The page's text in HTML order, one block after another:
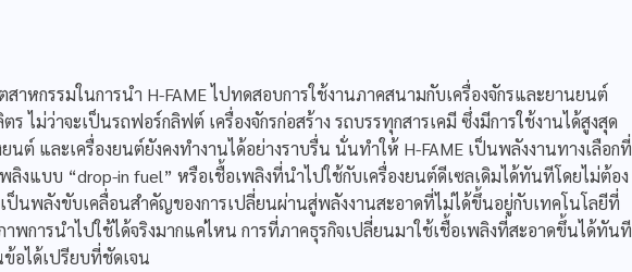
าหกรรมในการนำ H-FAME ไปทดสอบการใช้งานภาคสนามกับเครื่องจักรและยานยนต์
ไม่ว่าจะเป็นรถฟอร์กลิฟต์ เครื่องจักรก่อสร้าง รถบรรทุกสารเคมี ซึ่งมีการใช้งานได้สูงสุด
ต์ และเครื่องยนต์ยังคงทำงานได้อย่างราบรื่น นั่นทำให้ H-FAME เป็นพลังงานทางเลือกที่
ลิงแบบ “drop-in fuel” หรือเชื้อเพลิงที่นำไปใช้กับเครื่องยนต์ดีเซลเดิมได้ทันทีโดยไม่ต้อง
ป็นพลังขับเคลื่อนสำคัญของการเปลี่ยนผ่านสู่พลังงานสะอาดที่ไม่ได้ขึ้นอยู่กับเทคโนโลยีที่
พการนำไปใช้ได้จริงมากแค่ไหน การที่ภาคธุรกิจเปลี่ยนมาใช้เชื้อเพลิงที่สะอาดขึ้นได้ทันที
อได้เปรียบที่ชัดเจน